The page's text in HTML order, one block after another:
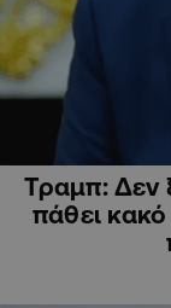
Τραμπ: Δεν
πάθει